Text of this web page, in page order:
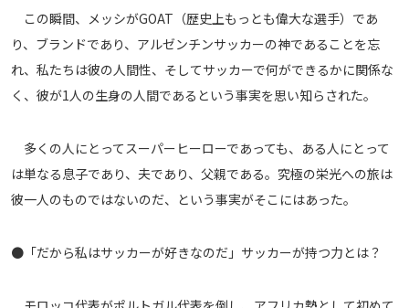
この瞬間、メッシがGOAT（歴史上もっとも偉大な選手）であ
り、ブランドであり、アルゼンチンサッカーの神であることを忘
れ、私たちは彼の人間性、そしてサッカーで何ができるかに関係な
く、彼が1人の生身の人間であるという事実を思い知らされた。
多くの人にとってスーパーヒーローであっても、ある人にとって
は単なる息子であり、夫であり、父親である。究極の栄光への旅は
彼一人のものではないのだ、という事実がそこにはあった。
●「だから私はサッカーが好きなのだ」サッカーが持つ力とは？